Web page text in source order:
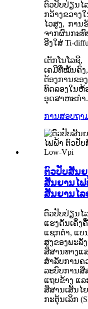
ຕົວປັບປ່ຽນ
ກວ້າງຂວາງ
ໄວສູງ, ການ
ຈາກຜົນກະທົ
ອີງໃສ່ Ti-
ເຕັກໂນໂລ
ເຄມີທີ່ໝັ້ນຄົ
ຕ້ອງການຂອ
ທົດລອງໃ
ອຸດສາຫະກຳ.
ການສອບຖາ
ຕົວປັບສັນຍ
ສັນຍານໄ
ສັນຍານໄລ
ຕົວປັບປ່ຽນໄ
ແຮງດັນເຄິ່ງ
ແຊກຕໍ່າ, ແບ
ສູງຂອງພະລັ
ສື່ສານທາງແ
ສຳລັບການຄ
ລະບົບການສື່
ແຖບຂ້າງ ແ
ສື່ສານເສັ້ນໄ
ກະຕຸ້ນເລິກ